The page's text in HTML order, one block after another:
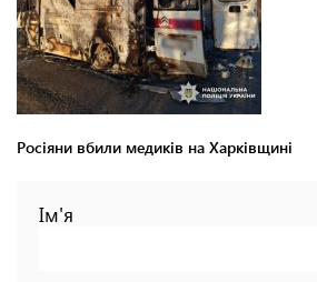
Росіяни вбили медиків на Харківщині
Ім'я